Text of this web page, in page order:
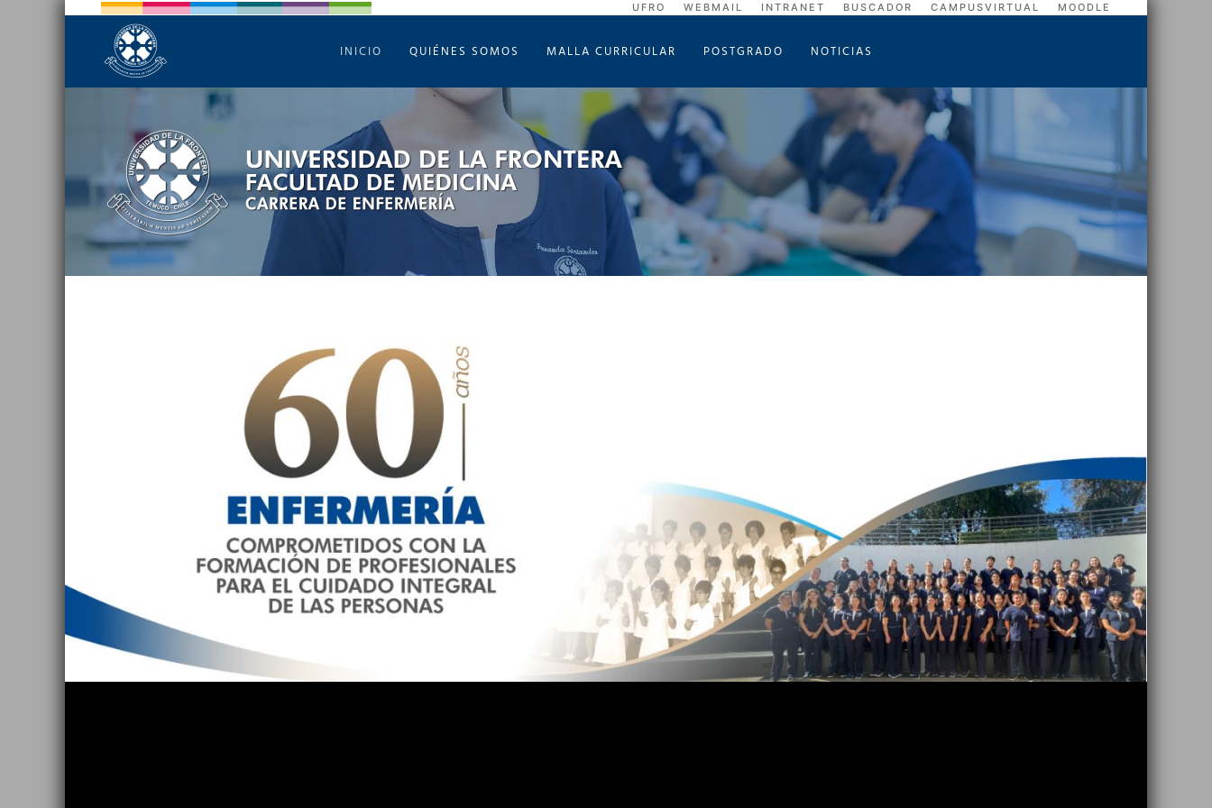
UFRO WEBMAIL INTRANET BUSCADOR CAMPUSVIRTUAL MOODLE
INICIO QUIÉNES SOMOS MALLA CURRICULAR POSTGRADO NOTICIAS